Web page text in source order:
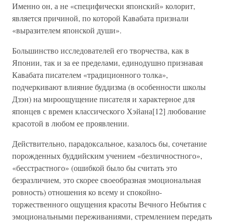
Именно он, а не «специфически японский» колорит,
является причиной, по которой Кавабата признали
«выразителем японской души».
Большинство исследователей его творчества, как в
Японии, так и за ее пределами, единодушно признавая
Кавабата писателем «традиционного толка»,
подчеркивают влияние буддизма (в особенности школы
Дзэн) на мироощущение писателя и характерное для
японцев с времен классического Хэйана[12] любование
красотой в любом ее проявлении.
Действительно, парадоксальное, казалось бы, сочетание
порожденных буддийским учением «безличностного»,
«бесстрастного» (ошибкой было бы считать это
безразличием, это скорее своеобразная эмоциональная
ровность) отношения ко всему и спокойно-
торжественного ощущения красоты Вечного Небытия с
эмоциональными переживаниями, стремлением передать